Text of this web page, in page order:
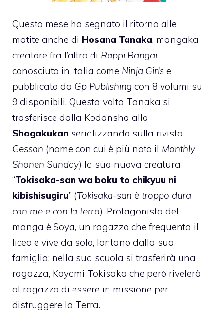
Questo mese ha segnato il ritorno alle
matite anche di Hosana Tanaka, mangaka
creatore fra l’altro di Rappi Rangai,
conosciuto in Italia come Ninja Girls e
pubblicato da Gp Publishing con 8 volumi su
9 disponibili. Questa volta Tanaka si
trasferisce dalla Kodansha alla
Shogakukan serializzando sulla rivista
Gessan (nome con cui è più noto il Monthly
Shonen Sunday) la sua nuova creatura
“Tokisaka-san wa boku to chikyuu ni
kibishisugiru” (Tokisaka-san è troppo dura
con me e con la terra). Protagonista del
manga è Soya, un ragazzo che frequenta il
liceo e vive da solo, lontano dalla sua
famiglia; nella sua scuola si trasferirà una
ragazza, Koyomi Tokisaka che però rivelerà
al ragazzo di essere in missione per
distruggere la Terra.